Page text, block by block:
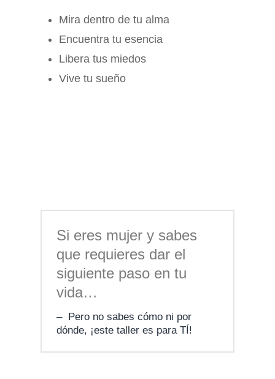
Mira dentro de tu alma
Encuentra tu esencia
Libera tus miedos
Vive tu sueño
Si eres mujer y sabes
que requieres dar el
siguiente paso en tu
vida…
Pero no sabes cómo ni por
dónde, ¡este taller es para TÍ!